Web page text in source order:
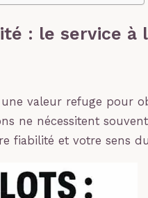
: le service à
valeur refuge pour
ne nécessitent
fiabilité et votre sens